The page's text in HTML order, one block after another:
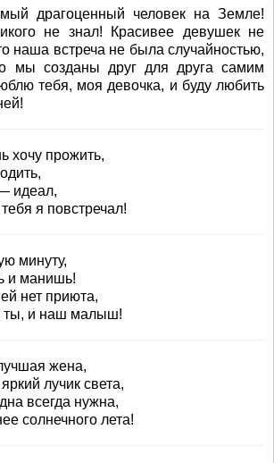
драгоценный человек на Земле!
не знал! Красивее девушек не
наша встреча не была случайностью,
мы созданы друг для друга самим
тебя, моя девочка, и буду любить
хочу прожить,
идеал,
я повстречал!
минуту,
и манишь!
нет приюта,
ты, и наш малыш!
жена,
лучик света,
всегда нужна,
солнечного лета!